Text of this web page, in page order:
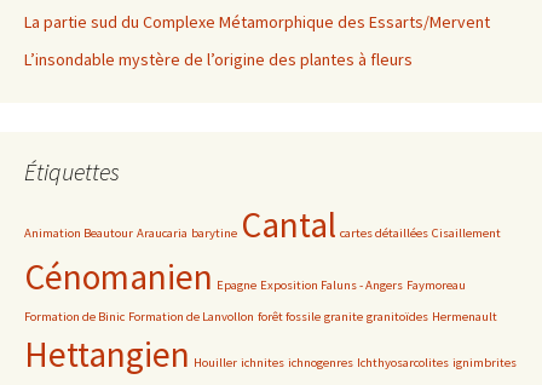
La partie sud du Complexe Métamorphique des Essarts/Mervent
L’insondable mystère de l’origine des plantes à fleurs
Étiquettes
Animation Beautour Araucaria barytine Cantal cartes détaillées Cisaillement
Cénomanien Epagne Exposition Faluns - Angers Faymoreau
Formation de Binic Formation de Lanvollon forêt fossile granite granitoïdes Hermenault
Hettangien Houiller ichnites ichnogenres Ichthyosarcolites ignimbrites